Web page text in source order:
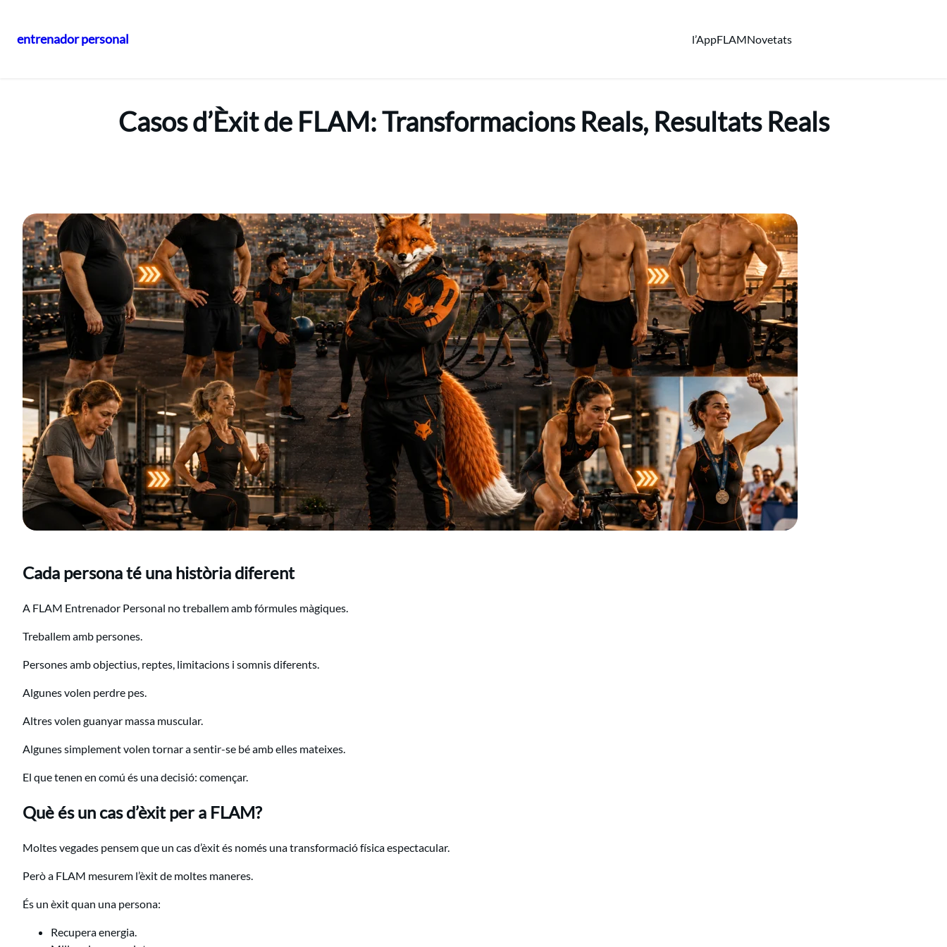
entrenador personal l’AppFLAMNovetats
Casos d’Èxit de FLAM: Transformacions Reals, Resultats Reals
Cada persona té una història diferent
A FLAM Entrenador Personal no treballem amb fórmules màgiques.
Treballem amb persones.
Persones amb objectius, reptes, limitacions i somnis diferents.
Algunes volen perdre pes.
Altres volen guanyar massa muscular.
Algunes simplement volen tornar a sentir-se bé amb elles mateixes.
El que tenen en comú és una decisió: començar.
Què és un cas d’èxit per a FLAM?
Moltes vegades pensem que un cas d’èxit és només una transformació física espectacular.
Però a FLAM mesurem l’èxit de moltes maneres.
És un èxit quan una persona:
Recupera energia.